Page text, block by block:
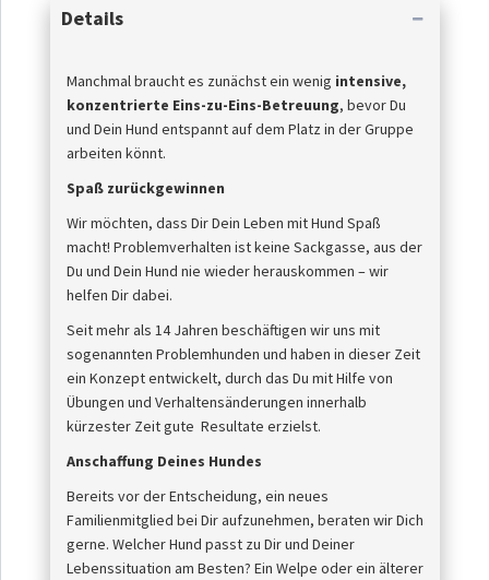
Details
Manchmal braucht es zunächst ein wenig intensive,
konzentrierte Eins-zu-Eins-Betreuung, bevor Du
und Dein Hund entspannt auf dem Platz in der Gruppe
arbeiten könnt.
Spaß zurückgewinnen
Wir möchten, dass Dir Dein Leben mit Hund Spaß
macht! Problemverhalten ist keine Sackgasse, aus der
Du und Dein Hund nie wieder herauskommen – wir
helfen Dir dabei.
Seit mehr als 14 Jahren beschäftigen wir uns mit
sogenannten Problemhunden und haben in dieser Zeit
ein Konzept entwickelt, durch das Du mit Hilfe von
Übungen und Verhaltensänderungen innerhalb
kürzester Zeit gute Resultate erzielst.
Anschaffung Deines Hundes
Bereits vor der Entscheidung, ein neues
Familienmitglied bei Dir aufzunehmen, beraten wir Dich
gerne. Welcher Hund passt zu Dir und Deiner
Lebenssituation am Besten? Ein Welpe oder ein älterer